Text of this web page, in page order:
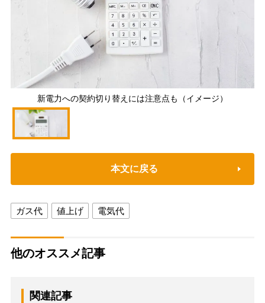
新電力への契約切り替えには注意点も（イメージ）
本文に戻る
ガス代 値上げ 電気代
他のオススメ記事
関連記事